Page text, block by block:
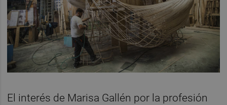
El interés de Marisa Gallén por la profesión